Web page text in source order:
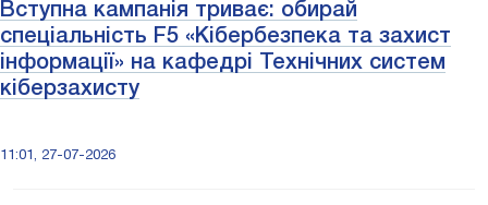
Вступна кампанія триває: обирай
спеціальність F5 «Кібербезпека та захист
інформації» на кафедрі Технічних систем
кіберзахисту
11:01, 27-07-2026